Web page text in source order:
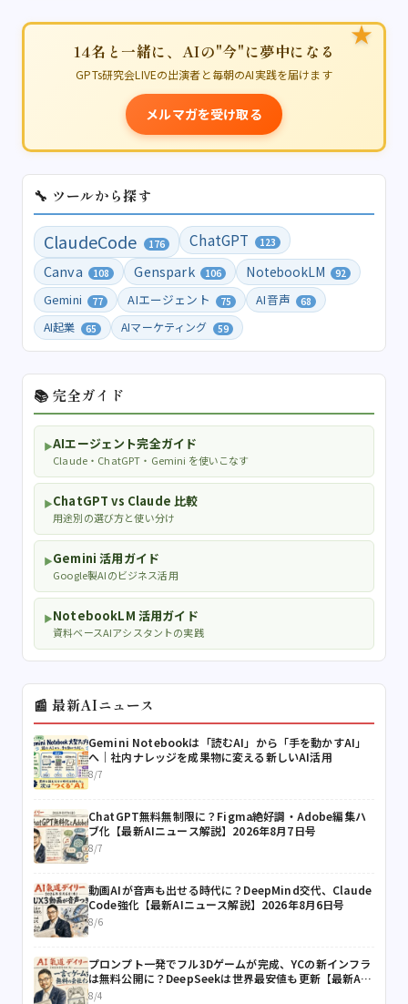
★
14名と一緒に、AIの"今"に夢中になる
GPTs研究会LIVEの出演者と毎朝のAI実践を届けます
メルマガを受け取る
🔧 ツールから探す
ClaudeCode 176 ChatGPT 123
Canva 108 Genspark 106 NotebookLM 92
Gemini 77 AIエージェント 75 AI音声 68
AI起業 65 AIマーケティング 59
📚 完全ガイド
▶AIエージェント完全ガイド
Claude・ChatGPT・Gemini を使いこなす
▶ChatGPT vs Claude 比較
用途別の選び方と使い分け
▶Gemini 活用ガイド
Google製AIのビジネス活用
▶NotebookLM 活用ガイド
資料ベースAIアシスタントの実践
📰 最新AIニュース
Gemini Notebookは「読むAI」から「手を動かすAI」
へ｜社内ナレッジを成果物に変える新しいAI活用
8/7
ChatGPT無料無制限に？Figma絶好調・Adobe編集ハ
ブ化【最新AIニュース解説】2026年8月7日号
8/7
動画AIが音声も出せる時代に？DeepMind交代、Claude
Code強化【最新AIニュース解説】2026年8月6日号
8/6
プロンプト一発でフル3Dゲームが完成、YCの新インフラ
は無料公開に？DeepSeekは世界最安値も更新【最新AI
ニュース解説】2026年8月4日号
8/4